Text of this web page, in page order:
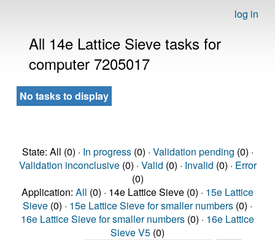
log in
All 14e Lattice Sieve tasks for
computer 7205017
No tasks to display
State: All (0) · In progress(0) · Validation pending (0) ·
Validation inconclusive(0) · Valid (0) · Invalid (0) · Error
(0)
Application: All (0) · 14e Lattice Sieve (0) · 15e Lattice
Sieve (0) · 15e Lattice Sieve for smaller numbers (0) ·
16e Lattice Sieve for smaller numbers (0) · 16e Lattice
Sieve V5 (0)